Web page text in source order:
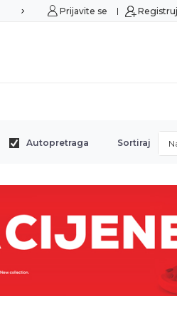
Sigurna
Prijavite se
Autopretraga Sortiraj